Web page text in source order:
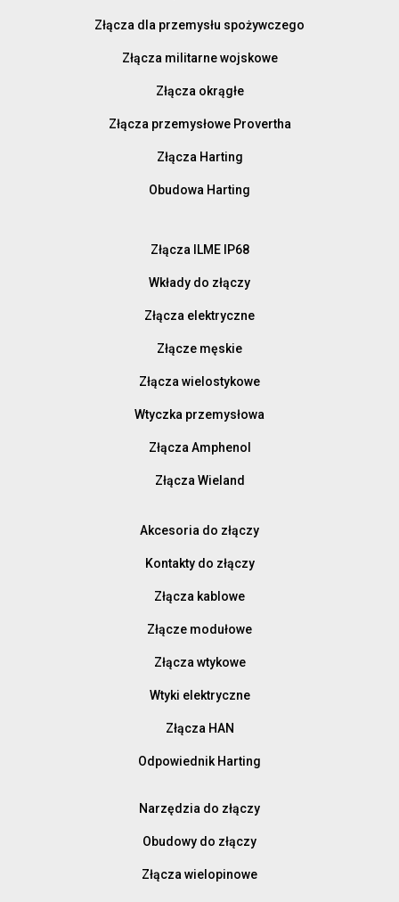
Złącza dla przemysłu spożywczego
Złącza militarne wojskowe
Złącza okrągłe
Złącza przemysłowe Provertha
Złącza Harting
Obudowa Harting
Złącza ILME IP68
Wkłady do złączy
Złącza elektryczne
Złącze męskie
Złącza wielostykowe
Wtyczka przemysłowa
Złącza Amphenol
Złącza Wieland
Akcesoria do złączy
Kontakty do złączy
Złącza kablowe
Złącze modułowe
Złącza wtykowe
Wtyki elektryczne
Złącza HAN
Odpowiednik Harting
Narzędzia do złączy
Obudowy do złączy
Złącza wielopinowe